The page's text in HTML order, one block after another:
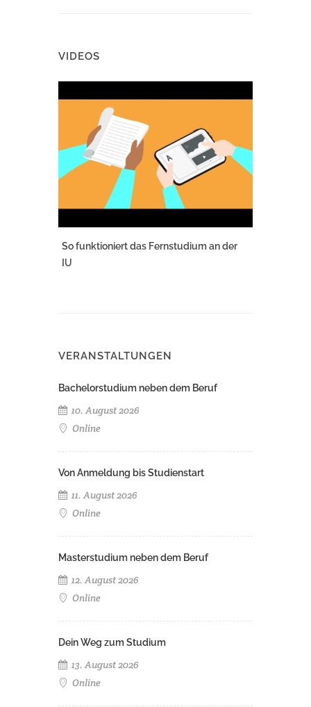
VIDEOS
So funktioniert das Fernstudium an der
IU
VERANSTALTUNGEN
Bachelorstudium neben dem Beruf
10. August 2026
Online
Von Anmeldung bis Studienstart
11. August 2026
Online
Masterstudium neben dem Beruf
12. August 2026
Online
Dein Weg zum Studium
13. August 2026
Online